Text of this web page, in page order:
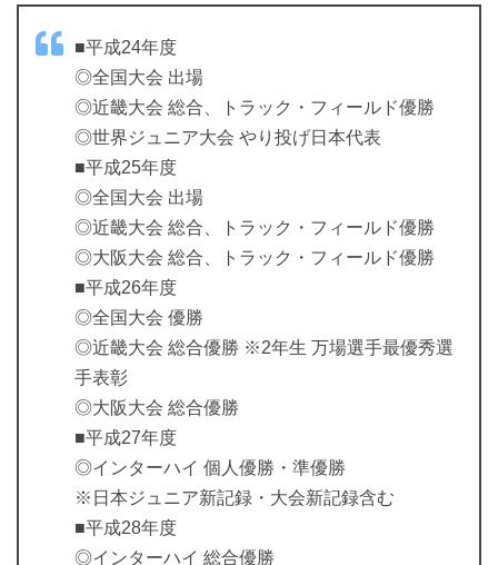
■平成24年度
◎全国大会 出場
◎近畿大会 総合、トラック・フィールド優勝
◎世界ジュニア大会 やり投げ日本代表
■平成25年度
◎全国大会 出場
◎近畿大会 総合、トラック・フィールド優勝
◎大阪大会 総合、トラック・フィールド優勝
■平成26年度
◎全国大会 優勝
◎近畿大会 総合優勝 ※2年生 万場選手最優秀選
手表彰
◎大阪大会 総合優勝
■平成27年度
◎インターハイ 個人優勝・準優勝
※日本ジュニア新記録・大会新記録含む
■平成28年度
◎インターハイ 総合優勝